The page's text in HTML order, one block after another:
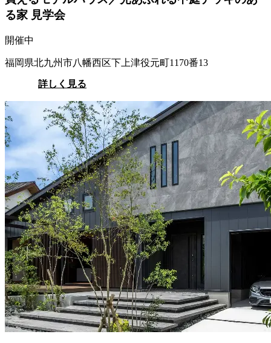
る家 見学会
開催中
福岡県北九州市八幡西区下上津役元町1170番13
詳しく見る